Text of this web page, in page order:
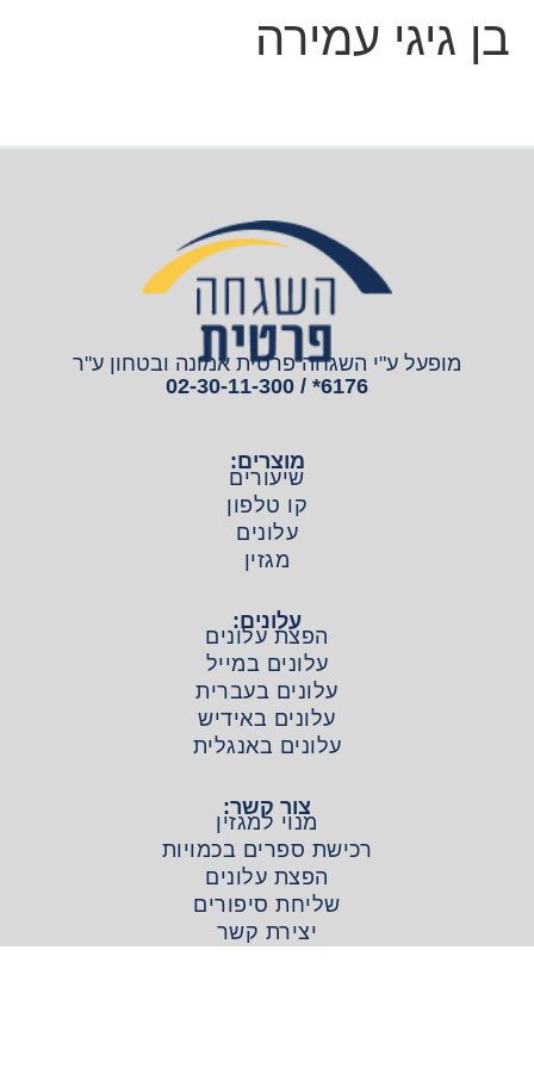
בן גיגי עמירה
מופעל ע"י השגחה פרטית אמונה ובטחון ע"ר
6176* / 02-30-11-300
מוצרים:
שיעורים
קו טלפון
עלונים
מגזין
עלונים:
הפצת עלונים
עלונים במייל
עלונים בעברית
עלונים באידיש
עלונים באנגלית
צור קשר:
מנוי למגזין
רכישת ספרים בכמויות
הפצת עלונים
שליחת סיפורים
יצירת קשר